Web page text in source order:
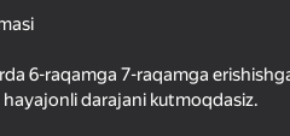
6-raqamga 7-raqamga
darajani kutmoqdasiz.